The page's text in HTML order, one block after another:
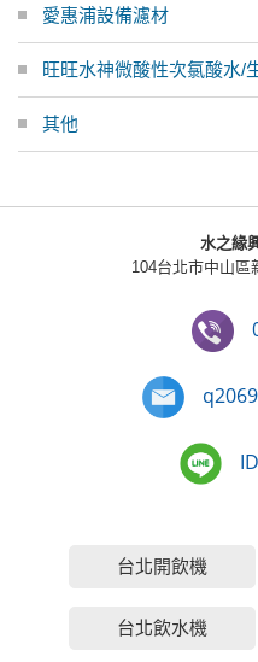
愛惠浦設備濾材
旺旺水神微酸性次氯酸水/
其他
水之緣
104台北市中山區
台北開飲機
台北飲水機